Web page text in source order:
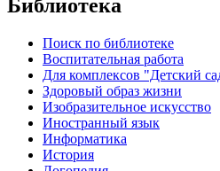
Библиотека
Поиск по библиотеке
Воспитательная работа
Для комплексов "Детский
Здоровый образ жизни
Изобразительное искусство
Иностранный язык
Информатика
История